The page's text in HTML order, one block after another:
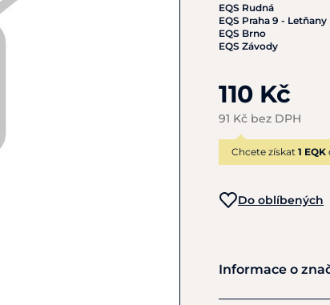
EQS Rudná
EQS Praha 9 - Letňany
EQS Brno
EQS Závody
110 Kč
91 Kč bez DPH
Chcete získat 1 EQK
Do oblíbených
Informace o